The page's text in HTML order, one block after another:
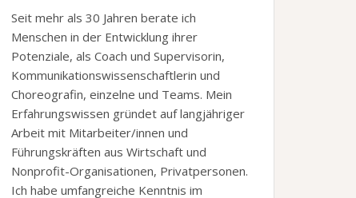
Seit mehr als 30 Jahren berate ich
Menschen in der Entwicklung ihrer
Potenziale, als Coach und Supervisorin,
Kommunikationswissenschaftlerin und
Choreografin, einzelne und Teams. Mein
Erfahrungswissen gründet auf langjähriger
Arbeit mit Mitarbeiter/innen und
Führungskräften aus Wirtschaft und
Nonprofit-Organisationen, Privatpersonen.
Ich habe umfangreiche Kenntnis im